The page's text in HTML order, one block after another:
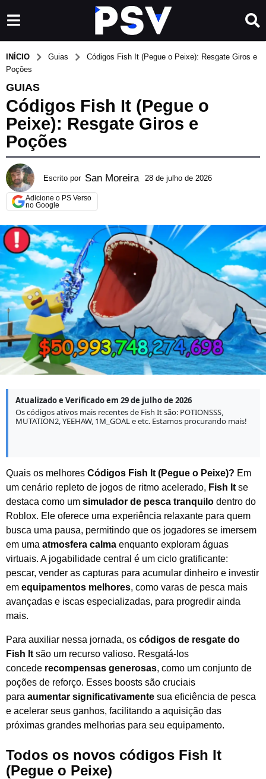
INÍCIO Guias
Códigos Fish It (Pegue o Peixe): Resgate Giros e
Poções
GUIAS
Códigos Fish It (Pegue o
Peixe): Resgate Giros e
Poções
Escrito por San Moreira 28 de julho de 2026
j
l
d
2
Adicione o PS Verso
no Google
Atualizado e Verificado em 29 de julho de 2026
Os códigos ativos mais recentes de Fish It são: POTIONSSS,
MUTATION2, YEEHAW, 1M_GOAL e etc. Estamos procurando mais!
Quais os melhores Códigos Fish It (Pegue o Peixe)? Em
um cenário repleto de jogos de ritmo acelerado, Fish It se
destaca como um simulador de pesca tranquilo dentro do
Roblox. Ele oferece uma experiência relaxante para quem
busca uma pausa, permitindo que os jogadores se imersem
em uma atmosfera calma enquanto exploram águas
virtuais. A jogabilidade central é um ciclo gratificante:
pescar, vender as capturas para acumular dinheiro e investir
em equipamentos melhores, como varas de pesca mais
avançadas e iscas especializadas, para progredir ainda
mais.
Para auxiliar nessa jornada, os códigos de resgate do
Fish It são um recurso valioso. Resgatá-los
concede recompensas generosas, como um conjunto de
poções de reforço. Esses boosts são cruciais
para aumentar significativamente sua eficiência de pesca
e acelerar seus ganhos, facilitando a aquisição das
próximas grandes melhorias para seu equipamento.
Todos os novos códigos Fish It
(Pegue o Peixe)